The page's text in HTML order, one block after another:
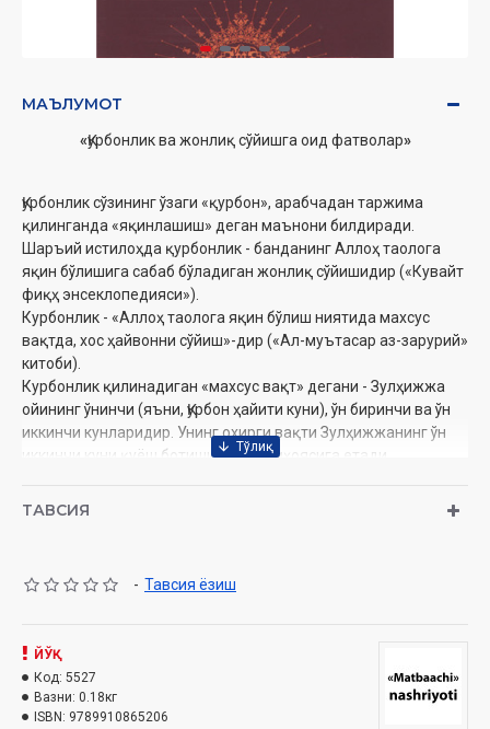
МАЪЛУМОТ
«Қурбонлик ва жонлиқ сўйишга оид фатволар»
Қурбонлик сўзининг ўзаги «қурбон», арабчадан таржима
қилинганда «яқинлашиш» деган маънони билдиради.
Шаръий истилоҳда қурбонлик - банданинг Аллоҳ таолога
яқин бўлишига сабаб бўладиган жонлиқ сўйишидир («Кувайт
фиқҳ энсеклопедияси»).
Курбонлик - «Аллоҳ таолога яқин бўлиш ниятида махсус
вақтда, хос ҳайвонни сўйиш»-дир («Ал-муътасар аз-зарурий»
китоби).
Курбонлик қилинадиган «махсус вақт» дегани - Зулҳижжа
ойининг ўнинчи (яъни, Қурбон ҳайити куни), ўн биринчи ва ўн
иккинчи кунларидир. Унинг охирги вақти Зулҳижжанинг ўн
иккинчи куни қуёш ботиши билан ниҳоясига етади..
Муаллиф: Шайх Нуриддин Холиқназар
ISBN:978-9910-8652-0-6
Ўзбекистон Республикаси Дин ишлари бўйича қўмита-нинг
2024 йил 3 октябрдаги 02-07/5961-сонли хулосаси
ТАВСИЯ
- Тавсия ёзиш
ЙЎҚ
Код: 5527
Вазни: 0.18кг
ISBN: 9789910865206